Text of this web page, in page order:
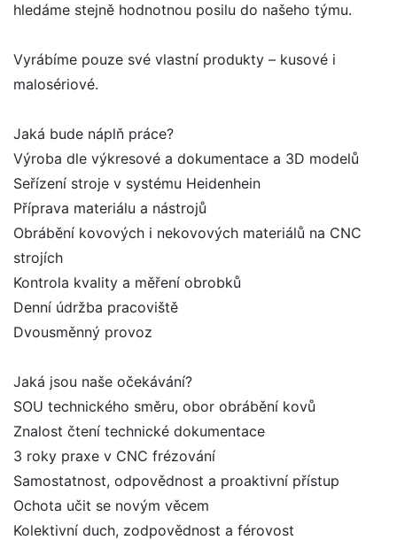
hledáme stejně hodnotnou posilu do našeho týmu.
Vyrábíme pouze své vlastní produkty – kusové i
malosériové.
Jaká bude náplň práce?
Výroba dle výkresové a dokumentace a 3D modelů
Seřízení stroje v systému Heidenhein
Příprava materiálu a nástrojů
Obrábění kovových i nekovových materiálů na CNC
strojích
Kontrola kvality a měření obrobků
Denní údržba pracoviště
Dvousměnný provoz
Jaká jsou naše očekávání?
SOU technického směru, obor obrábění kovů
Znalost čtení technické dokumentace
3 roky praxe v CNC frézování
Samostatnost, odpovědnost a proaktivní přístup
Ochota učit se novým věcem
Kolektivní duch, zodpovědnost a férovost